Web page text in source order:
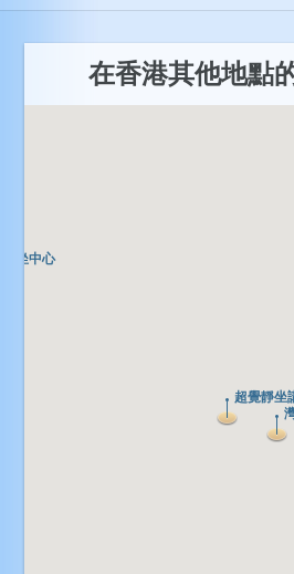
在香港其他地點
坐中心
超覺靜坐
坐中心
超覺靜坐